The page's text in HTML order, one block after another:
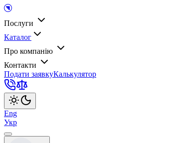
Послуги
Каталог
Про компанію
Контакти
Подати заявкуКалькулятор
Eng
Укр